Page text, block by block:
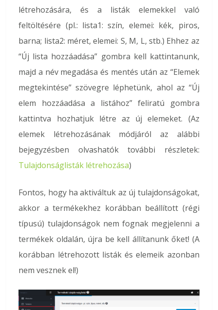
létrehozására, és a listák elemekkel való
feltöltésére (pl.: lista1: szín, elemei: kék, piros,
barna; lista2: méret, elemei: S, M, L, stb.) Ehhez az
“Új lista hozzáadása” gombra kell kattintanunk,
majd a név megadása és mentés után az “Elemek
megtekintése” szövegre léphetünk, ahol az “Új
elem hozzáadása a listához” feliratú gombra
kattintva hozhatjuk létre az új elemeket. (Az
elemek létrehozásának módjáról az alábbi
bejegyzésben olvashatók további részletek:
Tulajdonságlisták létrehozása)
Fontos, hogy ha aktiváltuk az új tulajdonságokat,
akkor a termékekhez korábban beállított (régi
típusú) tulajdonságok nem fognak megjelenni a
termékek oldalán, újra be kell állítanunk őket! (A
korábban létrehozott listák és elemeik azonban
nem vesznek el!)